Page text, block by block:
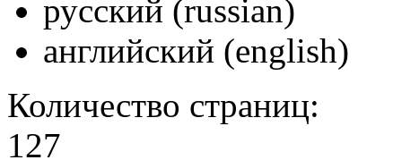
русский (russian)
английский (english)
Количество страниц:
127